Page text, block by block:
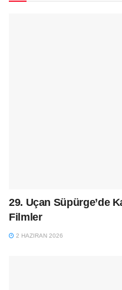
29. Uçan Süpürge’de
Filmler
2 HAZIRAN 2026